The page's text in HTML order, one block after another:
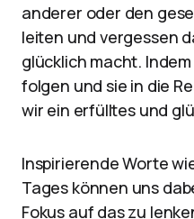
anderer oder den
leiten und vergessen
glücklich macht.
folgen und sie in die
wir ein erfülltes und
Inspirierende Worte
Tages können uns
Fokus auf das zu